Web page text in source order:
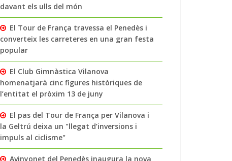
davant els ulls del món
El Tour de França travessa el Penedès i
converteix les carreteres en una gran festa
popular
El Club Gimnàstica Vilanova
homenatjarà cinc figures històriques de
l’entitat el pròxim 13 de juny
El pas del Tour de França per Vilanova i
la Geltrú deixa un "llegat d’inversions i
impuls al ciclisme"
Avinyonet del Penedès inaugura la nova